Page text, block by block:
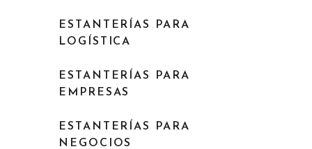
ESTANTERÍAS PARA
LOGÍSTICA
ESTANTERÍAS PARA
EMPRESAS
ESTANTERÍAS PARA
NEGOCIOS